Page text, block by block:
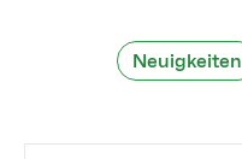
Neuigkeiten